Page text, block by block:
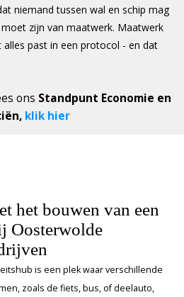
niemand tussen wal en schip mag
zijn van maatwerk. Maatwerk
past in een protocol - en dat
ons Standpunt Economie en
klik hier
het bouwen van een
Oosterwolde
is een plek waar verschillende
zoals de fiets, bus, of deelauto,